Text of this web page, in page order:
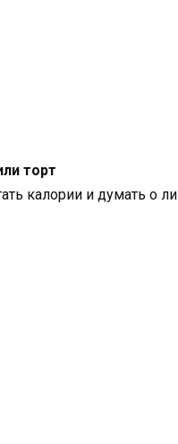
торт
калории и думать о